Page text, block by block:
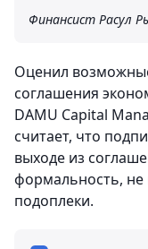
Финансист Расул
Оценил
соглашения
DAMU Capital
считает, что
выходе из
формальность,
подоплеки.